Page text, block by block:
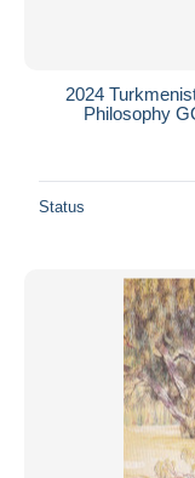
2024
Philosophy
Status